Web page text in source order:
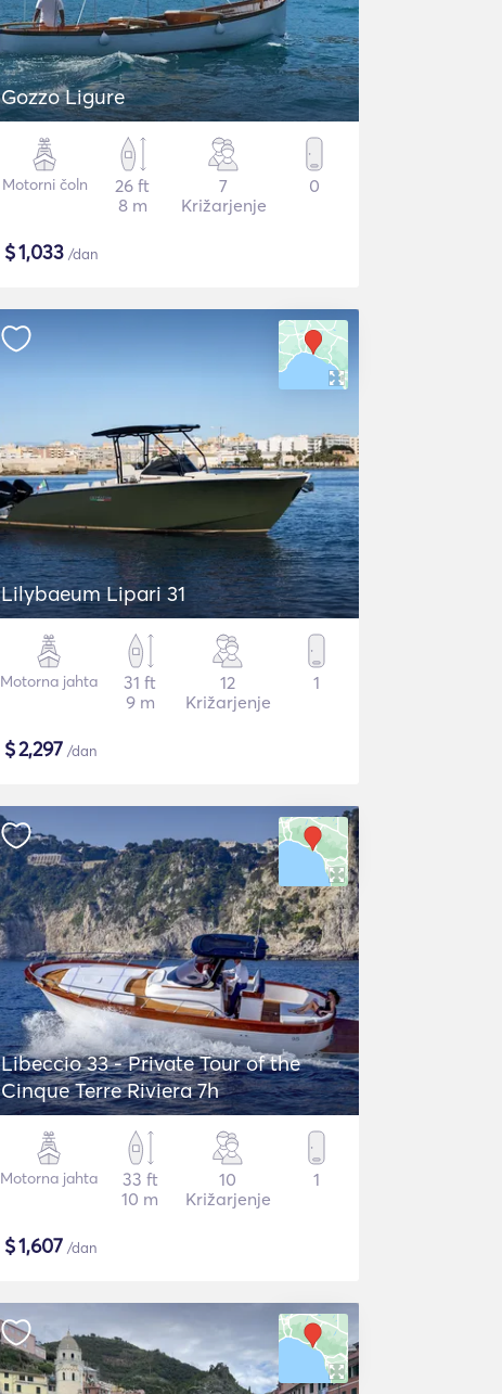
Gozzo Ligure
Motorni čoln
26 ft
8 m
7
Križarjenje
0
$1,033 /dan
Lilybaeum Lipari 31
Motorna jahta
31 ft
9 m
12
Križarjenje
1
$2,297 /dan
Libeccio 33 - Private Tour of the
Cinque Terre Riviera 7h
Motorna jahta
33 ft
10 m
10
Križarjenje
1
$1,607 /dan